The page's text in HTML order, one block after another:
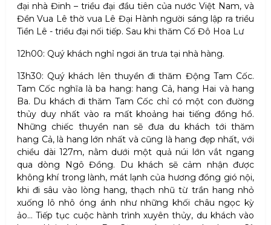
đại nhà Đinh – triều đại đầu tiên của nước Việt Nam, và
Đền Vua Lê thờ vua Lê Đại Hành người sáng lập ra triều
Tiền Lê - triều đại nối tiếp. Sau khi thăm Cố Đô Hoa Lư
12h00: Quý khách nghỉ ngơi ăn trưa tại nhà hàng.
13h30: Quý khách lên thuyền đi thăm Động Tam Cốc.
Tam Cốc nghĩa là ba hang: hang Cả, hang Hai và hang
Ba. Du khách đi thăm Tam Cốc chỉ có một con đường
thủy duy nhất vào ra mất khoảng hai tiếng đồng hồ.
Những chiếc thuyền nan sẽ đưa du khách tới thăm
hang Cả, là hang lớn nhất và cũng là hang đẹp nhất, với
chiều dài 127m, nằm dưới một quả núi lớn vắt ngang
qua dòng Ngô Đồng. Du khách sẽ cảm nhận được
không khí trong lành, mát lạnh của hương đồng gió nội,
khi đi sâu vào lòng hang, thạch nhũ từ trần hang nhỏ
xuống lô nhô óng ánh như những khối châu ngọc kỳ
ảo… Tiếp tục cuộc hành trình xuyên thủy, du khách vào